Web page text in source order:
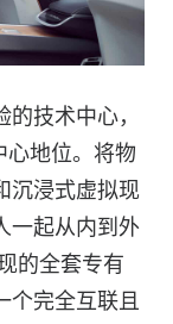
技术中心，
心地位。将物
沉浸式虚拟现
一起从内到外
的全套专有
个完全互联且